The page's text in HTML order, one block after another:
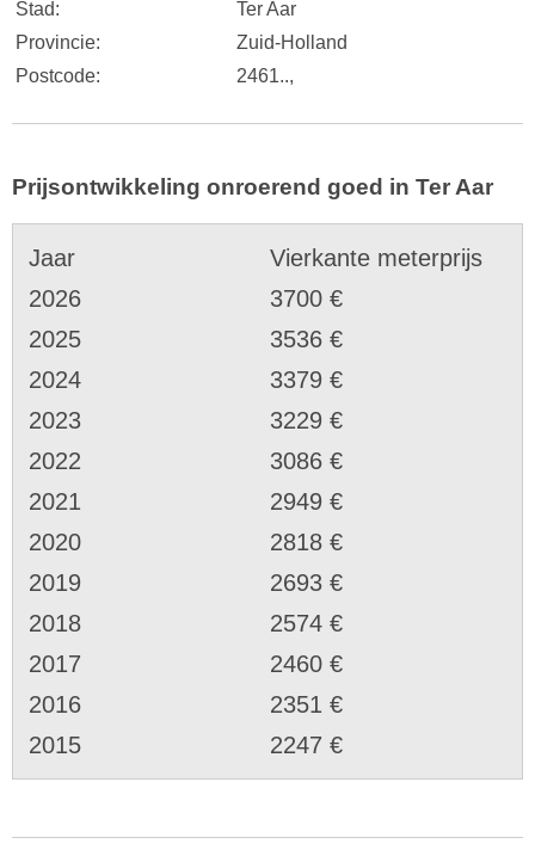
Stad:
Ter Aar
Provincie:
Zuid-Holland
Postcode:
2461..,
Prijsontwikkeling onroerend goed in Ter Aar
Jaar
Vierkante meterprijs
2026
3700 €
2025
3536 €
2024
3379 €
2023
3229 €
2022
3086 €
2021
2949 €
2020
2818 €
2019
2693 €
2018
2574 €
2017
2460 €
2016
2351 €
2015
2247 €